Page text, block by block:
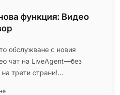
функция: Видео
обслужване с новия
чат на LiveAgent—без
трети страни!